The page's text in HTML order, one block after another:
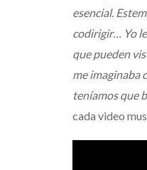
esencial.
codirigir… Yo
que pueden
me imaginaba
teníamos que
cada video